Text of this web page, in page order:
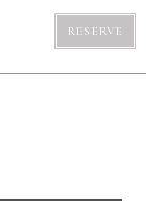
RESERVE